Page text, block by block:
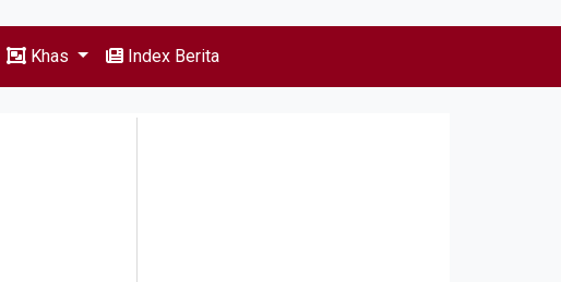
Khas Index Berita